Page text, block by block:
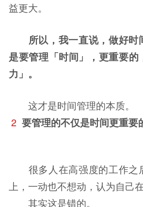
益更大。
所以，我一直说，做好时
是要管理「时间」，更重要的
力」。
这才是时间管理的本质。
2 要管理的不仅是时间更重要
很多人在高强度的工作之
上，一动也不想动，认为自己在
其实这是错的。